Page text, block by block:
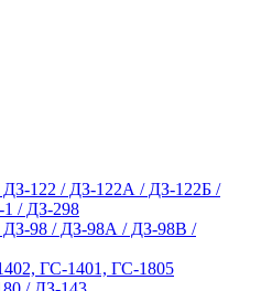
ДЗ-122 / ДЗ-122А / ДЗ-122Б /
/ ДЗ-298
ДЗ-98 / ДЗ-98А / ДЗ-98В /
ГС-1401, ГС-1805